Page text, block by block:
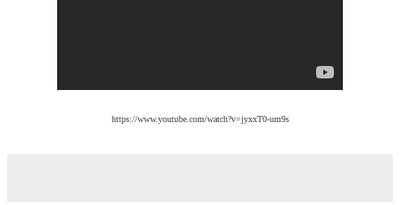
https://www.youtube.com/watch?v=jyxxT0-um9s